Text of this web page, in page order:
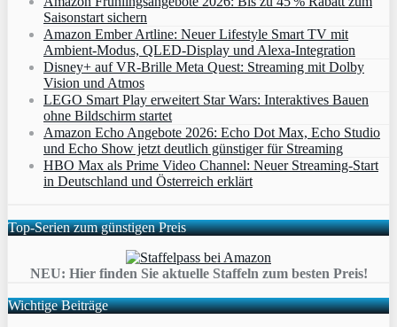
Saisonstart sichern
Amazon Ember Artline: Neuer Lifestyle Smart TV mit
Ambient‑Modus, QLED‑Display und Alexa‑Integration
Disney+ auf VR-Brille Meta Quest: Streaming mit Dolby
Vision und Atmos
LEGO Smart Play erweitert Star Wars: Interaktives Bauen
ohne Bildschirm startet
Amazon Echo Angebote 2026: Echo Dot Max, Echo Studio
und Echo Show jetzt deutlich günstiger für Streaming
HBO Max als Prime Video Channel: Neuer Streaming‑Start
in Deutschland und Österreich erklärt
Top-Serien zum günstigen Preis
NEU: Hier finden Sie aktuelle Staffeln zum besten Preis!
Wichtige Beiträge